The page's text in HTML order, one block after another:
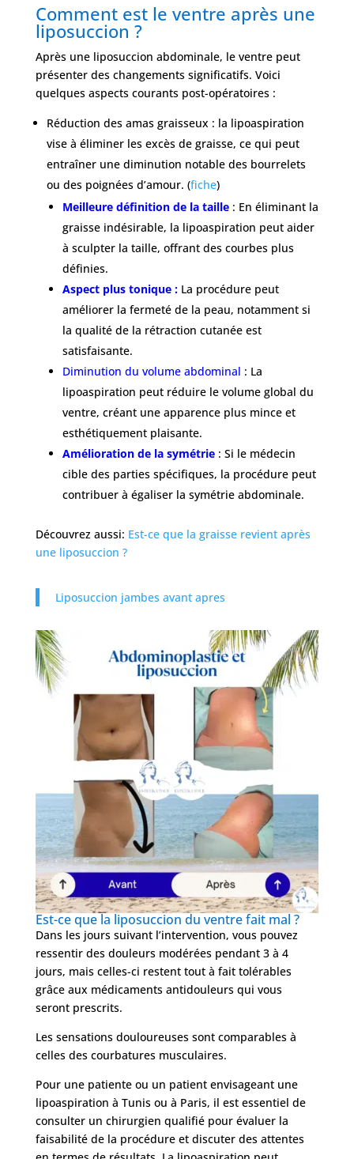
Comment est le ventre après une
liposuccion ?
Après une liposuccion abdominale, le ventre peut
présenter des changements significatifs. Voici
quelques aspects courants post-opératoires :
Réduction des amas graisseux : la lipoaspiration
vise à éliminer les excès de graisse, ce qui peut
entraîner une diminution notable des bourrelets
ou des poignées d’amour. (fiche)
Meilleure définition de la taille: En éliminant la
graisse indésirable, la lipoaspiration peut aider
à sculpter la taille, offrant des courbes plus
définies.
Aspect plus tonique :La procédure peut
améliorer la fermeté de la peau, notamment si
la qualité de la rétraction cutanée est
satisfaisante.
Diminution du volume abdominal : La
lipoaspiration peut réduire le volume global du
ventre, créant une apparence plus mince et
esthétiquement plaisante.
Amélioration de la symétrie : Si le médecin
cible des parties spécifiques, la procédure peut
contribuer à égaliser la symétrie abdominale.
Découvrez aussi: Est-ce que la graisse revient après
une liposuccion ?
Liposuccion jambes avant apres
Est-ce que la liposuccion du ventre fait mal ?
Dans les jours suivant l’intervention, vous pouvez
ressentir des douleurs modérées pendant 3 à 4
jours, mais celles-ci restent tout à fait tolérables
grâce aux médicaments antidouleurs qui vous
seront prescrits.
Les sensations douloureuses sont comparables à
celles des courbatures musculaires.
Pour une patiente ou un patient envisageant une
lipoaspiration à Tunis ou à Paris, il est essentiel de
consulter un chirurgien qualifié pour évaluer la
faisabilité de la procédure et discuter des attentes